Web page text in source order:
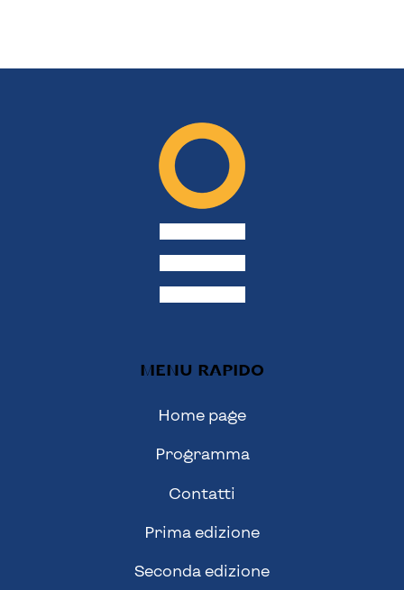
MENU RAPIDO
Home page
Programma
Contatti
Prima edizione
Seconda edizione